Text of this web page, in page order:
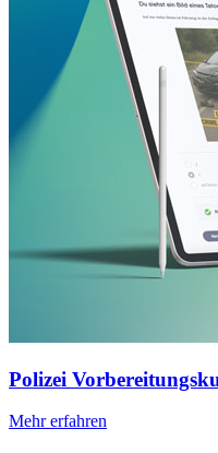
Polizei
Mehr erfahren